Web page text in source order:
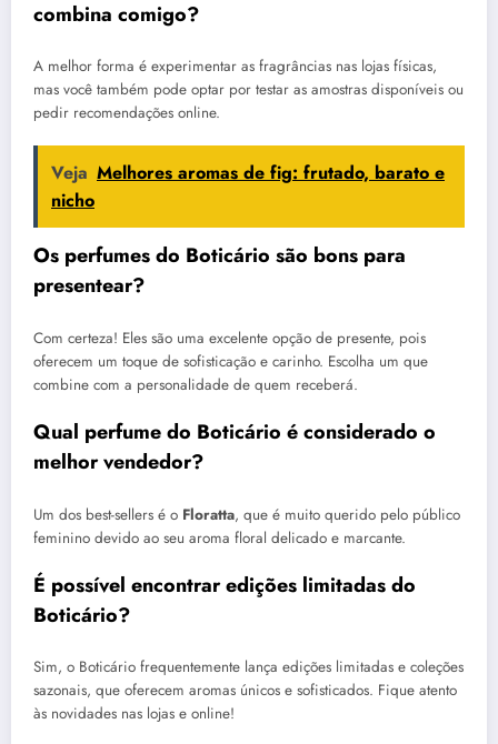
combina comigo?
A melhor forma é experimentar as fragrâncias nas lojas físicas,
mas você também pode optar por testar as amostras disponíveis ou
pedir recomendações online.
Veja Melhores aromas de fig: frutado, barato e
nicho
Os perfumes do Boticário são bons para
presentear?
Com certeza! Eles são uma excelente opção de presente, pois
oferecem um toque de sofisticação e carinho. Escolha um que
combine com a personalidade de quem receberá.
Qual perfume do Boticário é considerado o
melhor vendedor?
Um dos best-sellers é o Floratta, que é muito querido pelo público
feminino devido ao seu aroma floral delicado e marcante.
É possível encontrar edições limitadas do
Boticário?
Sim, o Boticário frequentemente lança edições limitadas e coleções
sazonais, que oferecem aromas únicos e sofisticados. Fique atento
às novidades nas lojas e online!